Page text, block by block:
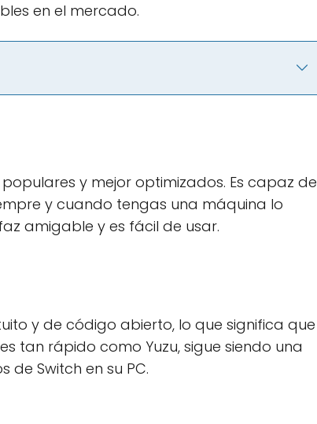
en el mercado.
y mejor optimizados. Es capaz de
y cuando tengas una máquina lo
amigable y es fácil de usar.
y de código abierto, lo que significa que
tan rápido como Yuzu, sigue siendo una
Switch en su PC.